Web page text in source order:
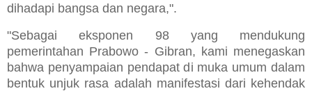
dihadapi bangsa dan negara,".
"Sebagai eksponen 98 yang mendukung
pemerintahan Prabowo - Gibran, kami menegaskan
bahwa penyampaian pendapat di muka umum dalam
bentuk unjuk rasa adalah manifestasi dari kehendak